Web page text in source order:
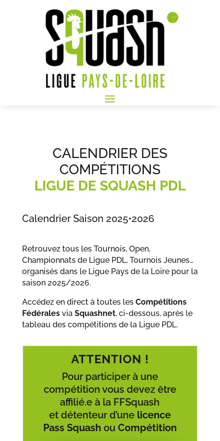
CALENDRIER DES
COMPÉTITIONS
LIGUE DE SQUASH PDL
Calendrier Saison 2025•2026
Retrouvez tous les Tournois, Open,
Championnats de Ligue PDL, Tournois Jeunes…
organisés dans le Ligue Pays de la Loire pour la
saison 2025/2026.
Accédez en direct à toutes les Compétitions
Fédéralesvia Squashnet, ci-dessous, après le
tableau des compétitions de la Ligue PDL.
ATTENTION !
Pour participer à une
compétition vous devez être
affilié.e à la FFSquash
et détenteur d’une licence
Pass Squash ou Compétition